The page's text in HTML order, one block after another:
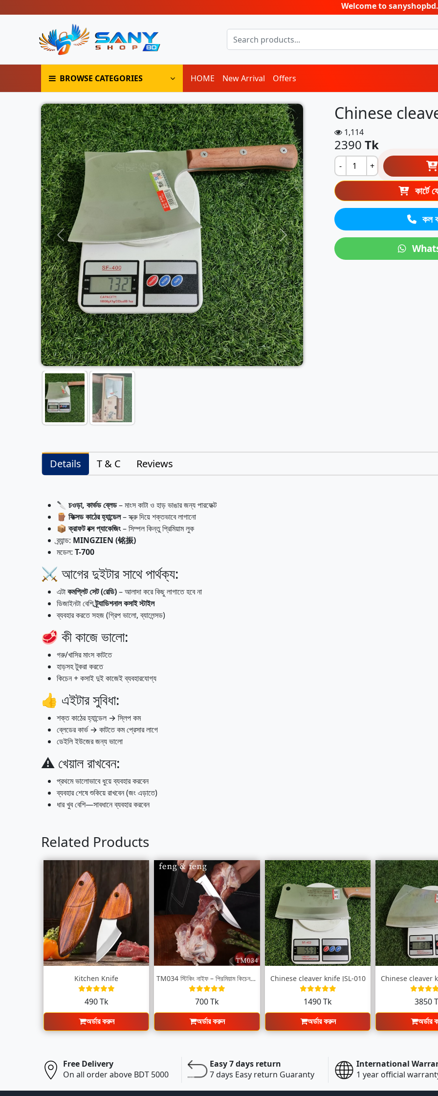
Welcome to
BROWSE CATEGORIES HOME New Arrival Offers
Previous Next
Chinese
1,114
2390 Tk
- +
কার্টে
কল
Details T & C Reviews
🔪 চওড়া, কার্ভড ব্লেড– মাংস কাটা ও হাড় ভাঙার জন্য পারফেক্ট
🪵 ফিক্সড কাঠের হ্যান্ডেল– স্ক্রু দিয়ে শক্তভাবে লাগানো
📦ক্রাফট বক্স প্যাকেজিং– সিম্পল কিন্তু প্রিমিয়াম লুক
ব্র্যান্ড: MINGZIEN (铭振)
মডেল: T-700
⚔️ আগের দুইটার সাথে পার্থক্য:
এটাকমপ্লিট সেট (রেডি)– আলাদা করে কিছু লাগাতে হবে না
ডিজাইনটা বেশিট্র্যাডিশনাল কসাই স্টাইল
ব্যবহার করতে সহজ (গ্রিপ ভালো, ব্যালেন্সড)
🥩 কী কাজে ভালো:
গরু/খাসির মাংস কাটতে
হাড়সহ টুকরা করতে
কিচেন + কসাই দুই কাজেই ব্যবহারযোগ্য
👍 এইটার সুবিধা:
শক্ত কাঠের হ্যান্ডেল → স্লিপ কম
ব্লেডের কার্ভ → কাটতে কম প্রেসার লাগে
ডেইলি ইউজের জন্য ভালো
⚠️ খেয়াল রাখবেন:
প্রথমে ভালোভাবে ধুয়ে ব্যবহার করবেন
ব্যবহার শেষে শুকিয়ে রাখবেন (জং এড়াতে)
ধার খুব বেশি—সাবধানে ব্যবহার করবেন
Related Products
Kitchen Knife
490 Tk
অর্ডার করুন
TM034 স্টিকিং নাইফ – প্রিমিয়াম কিচেন মি...
700 Tk
অর্ডার করুন
Chinese cleaver knife JSL-010
1490 Tk
অর্ডার করুন
Chinese cleaver
3850
অর্ডার
Free Delivery
On all order above BDT 5000
Easy 7 days return
7 days Easy return Guaranty
International
1 year official